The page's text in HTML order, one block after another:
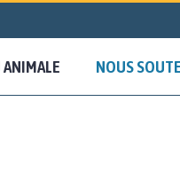
ANIMALE NOUS